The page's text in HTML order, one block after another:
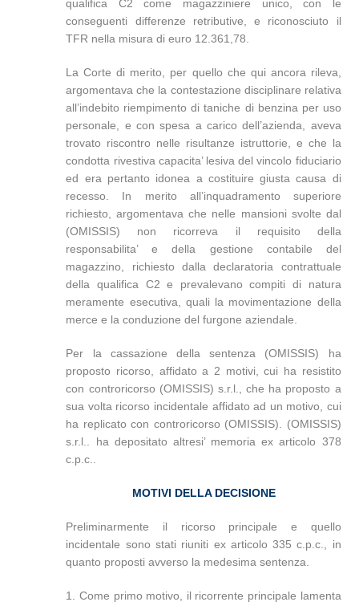
qualifica C2 come magazziniere unico, con le
conseguenti differenze retributive, e riconosciuto il
TFR nella misura di euro 12.361,78.
La Corte di merito, per quello che qui ancora rileva,
argomentava che la contestazione disciplinare relativa
all’indebito riempimento di taniche di benzina per uso
personale, e con spesa a carico dell’azienda, aveva
trovato riscontro nelle risultanze istruttorie, e che la
condotta rivestiva capacita’ lesiva del vincolo fiduciario
ed era pertanto idonea a costituire giusta causa di
recesso. In merito all’inquadramento superiore
richiesto, argomentava che nelle mansioni svolte dal
(OMISSIS) non ricorreva il requisito della
responsabilita’ e della gestione contabile del
magazzino, richiesto dalla declaratoria contrattuale
della qualifica C2 e prevalevano compiti di natura
meramente esecutiva, quali la movimentazione della
merce e la conduzione del furgone aziendale.
Per la cassazione della sentenza (OMISSIS) ha
proposto ricorso, affidato a 2 motivi, cui ha resistito
con controricorso (OMISSIS) s.r.l., che ha proposto a
sua volta ricorso incidentale affidato ad un motivo, cui
ha replicato con controricorso (OMISSIS). (OMISSIS)
s.r.l.. ha depositato altresi’ memoria ex articolo 378
c.p.c..
MOTIVI DELLA DECISIONE
Preliminarmente il ricorso principale e quello
incidentale sono stati riuniti ex articolo 335 c.p.c., in
quanto proposti avverso la medesima sentenza.
1. Come primo motivo, il ricorrente principale lamenta